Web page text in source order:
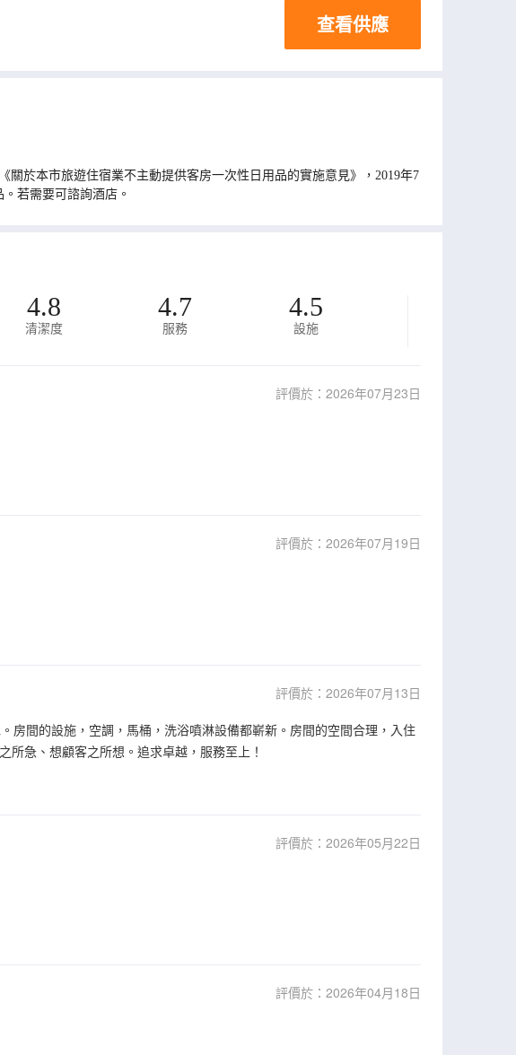
查看供應
於本市旅遊住宿業不主動提供客房一次性日用品的實施意見》，2019年7
若需要可諮詢酒店。
4.8
清潔度
4.7
服務
4.5
設施
評價於：2026年07月23日
評價於：2026年07月19日
評價於：2026年07月13日
房間的設施，空調，馬桶，洗浴噴淋設備都嶄新。房間的空間合理，入住
急、想顧客之所想。追求卓越，服務至上！
評價於：2026年05月22日
評價於：2026年04月18日